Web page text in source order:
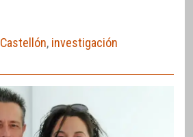
Castellón, investigación